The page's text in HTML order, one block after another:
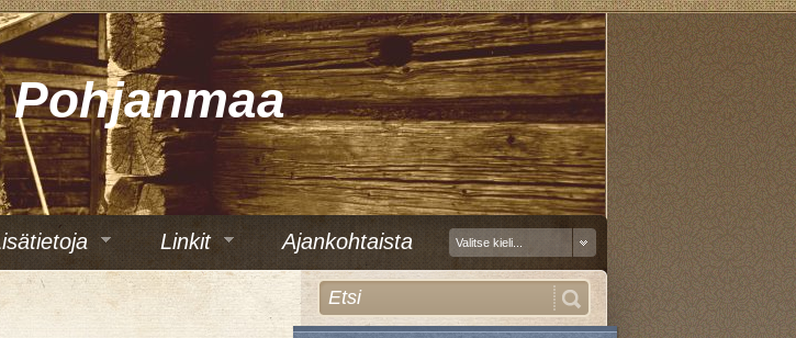
Pohjanmaa
Linkit Ajankohtaista Valitse kieli...